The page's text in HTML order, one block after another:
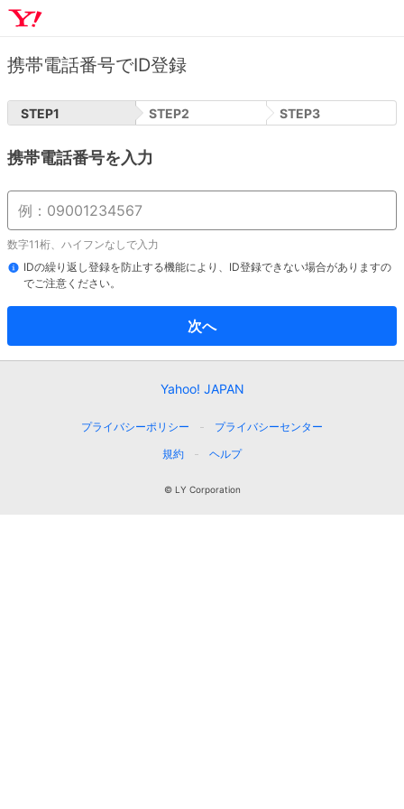
携帯電話番号でID登録
STEP1 STEP2 STEP3
携帯電話番号を入力
数字11桁、ハイフンなしで入力
IDの繰り返し登録を防止する機能により、ID登録できない場合がありますの
でご注意ください。
次へ
Yahoo! JAPAN
プライバシーポリシー
プライバシーセンター
規約
ヘルプ
© LY Corporation